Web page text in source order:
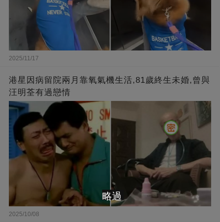
2025/11/17
港星因病留院兩月靠氧氣機生活,81歲終生未婚,曾與
汪明荃有過戀情
2025/10/08
略過